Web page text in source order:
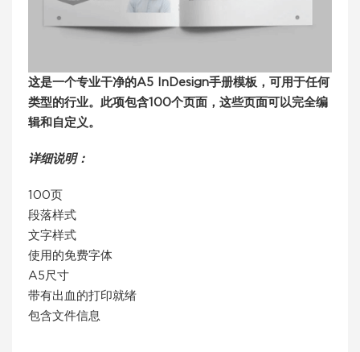
这是一个专业干净的A5
InDesign手册模板，可用于任何
类型的行业。此项包含100个页面，这些页面可以完全编
辑和自定义。
详细说明：
100页
段落样式
文字样式
使用的免费字体
A5尺寸
带有出血的打印就绪
包含文件信息